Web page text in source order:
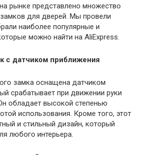
рынке представлено множество
для дверей. Мы провели
наиболее популярные и
можно найти на AliExpress.
с датчиком приближения
замка оснащена датчиком
срабатывает при движении руки
обладает высокой степенью
использования. Кроме того, этот
и стильный дизайн, который
любого интерьера.